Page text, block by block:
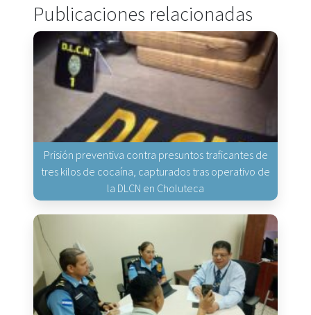
Publicaciones relacionadas
Prisión preventiva contra presuntos traficantes de
tres kilos de cocaína, capturados tras operativo de
la DLCN en Choluteca